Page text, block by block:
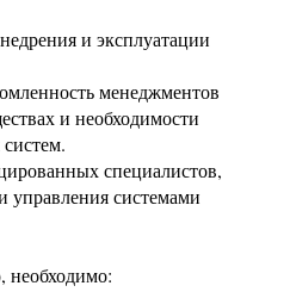
и эксплуатации
менеджментов
и необходимости
специалистов,
системами
необходимо: